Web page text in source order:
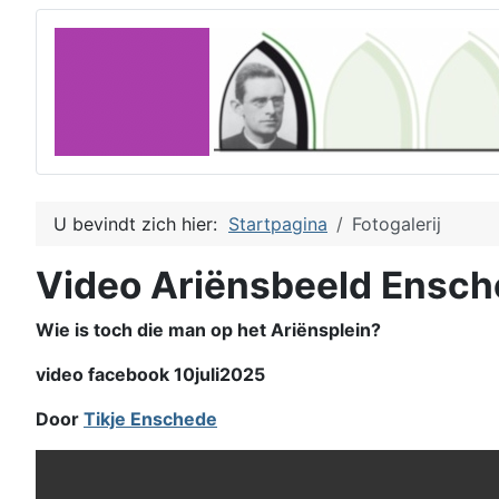
U bevindt zich hier: Startpagina Fotogalerij
Video Ariënsbeeld
Wie is toch die man op het Ariënsplein?
video facebook 10juli2025
Door Tikje Enschede